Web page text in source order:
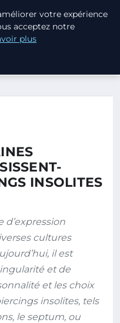
ELLES DES…
INSOLITES
d’expression
cultures
il est
et de
et les choix
insolites, tels
le septum, ou
votre expérience
acceptez notre
plus